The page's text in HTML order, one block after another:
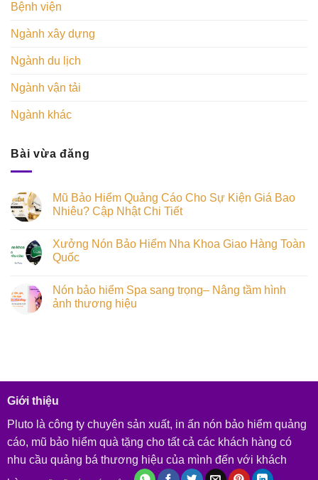
Bệnh viện
Ngành xây dựng
Ngành du lịch
Ngành vận tải
Ngành khác
Bài vừa đăng
Mũ Bảo Hiểm Quảng Cáo Cho Sự Kiện Giá Bao
Nhiêu? Cập Nhật Chi Tiết
Xưởng Nón Bảo Hiểm Nha Khoa Giao Hàng Toàn
Quốc
Nón bảo hiểm Spa sang trọng– Nâng tầm hình
ảnh thương hiệu
Giới thiệu
Pluto là công ty chuyên sản xuất, in ấn nón bảo hiểm quảng
cáo, mũ bảo hiểm quà tặng cho tất cả các khách hàng có
nhu cầu quảng bá thương hiệu của mình đến với khách